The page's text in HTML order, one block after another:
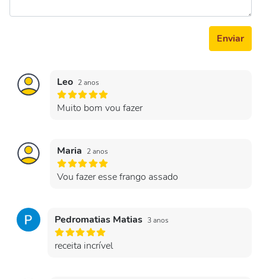
Enviar
Leo 2 anos
Muito bom vou fazer
Maria 2 anos
Vou fazer esse frango assado
Pedromatias Matias 3 anos
receita incrível